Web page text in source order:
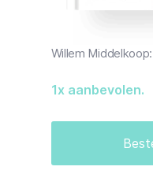
Willem
1x aanbevolen.